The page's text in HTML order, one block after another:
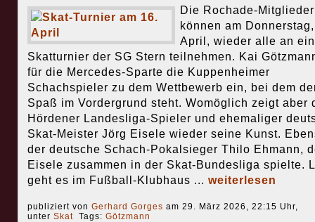
Die Rochade-Mitglieder
können am
April, wieder alle an
Skatturnier der SG Stern teilnehmen. Kai
für die Mercedes-Sparte die Kuppenheimer
Schachspieler zu dem Wettbewerb ein, bei dem
Spaß im Vordergrund steht. Womöglich zeigt aber
Hördener Landesliga-Spieler und ehemaliger
Skat-Meister Jörg Eisele wieder seine Kunst.
der deutsche Schach-Pokalsieger Thilo Ehmann,
Eisele zusammen in der Skat-Bundesliga spielte.
geht es im Fußball-Klubhaus ... weiterlesen
publiziert von Gerhard Gorges am 29. März 2026, 22:15 Uhr,
unter SkatTags: Götzmann